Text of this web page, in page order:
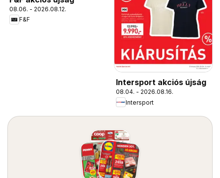
08.06. - 2026.08.12.
F&F
Intersport akciós újság
08.04. - 2026.08.16.
Intersport